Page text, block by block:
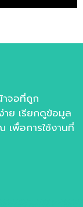
จอที่ถูก
าย เรียกดูข้อมูล
เพื่อการใช้งานที่